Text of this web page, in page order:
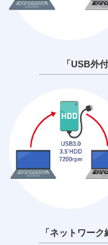
「USB外
「ネットワーク